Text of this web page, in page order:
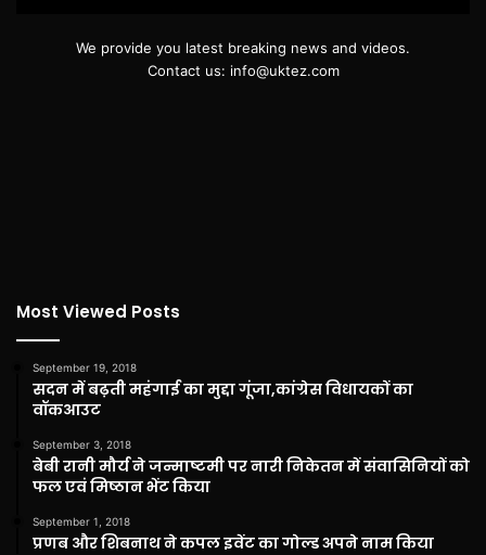
We provide you latest breaking news and videos.
Contact us: info@uktez.com
Most Viewed Posts
September 19, 2018
सदन में बढ़ती महंगाई का मुद्दा गूंजा,कांग्रेस विधायकों का
वॉकआउट
September 3, 2018
बेबी रानी मौर्य ने जन्माष्टमी पर नारी निकेतन में संवासिनियों को
फल एवं मिष्ठान भेंट किया
September 1, 2018
प्रणब और शिबनाथ ने कपल इवेंट का गोल्ड अपने नाम किया